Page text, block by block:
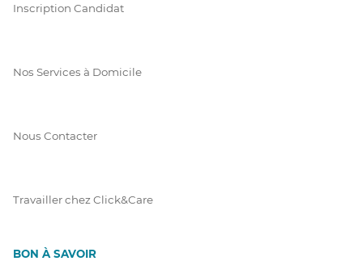
Inscription Candidat
Nos Services à Domicile
Nous Contacter
Travailler chez Click&Care
BON À SAVOIR